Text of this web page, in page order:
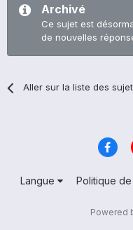
Archivé
Ce sujet est
de nouvelles
Aller sur la liste des
Langue Politique
Powered